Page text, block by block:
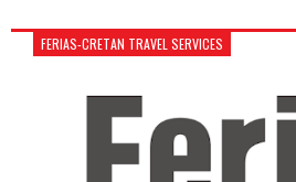
FERIAS-CRETAN TRAVEL SERVICES